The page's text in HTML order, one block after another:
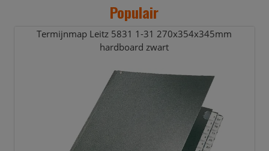
Populair
Termijnmap Leitz 5831 1-31 270x354x345mm
hardboard zwart